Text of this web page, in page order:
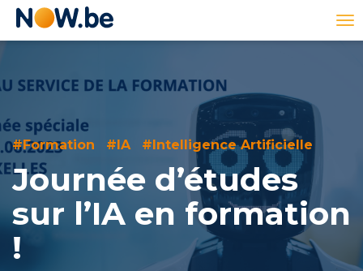
Lien
#Formation #IA #Intelligence Artificielle
Journée d’études
sur l’IA en formation
!